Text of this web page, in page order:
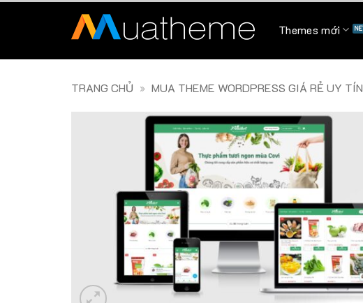
Themes mới
TRANG CHỦ » MUA THEME WORDPRESS GIÁ RẺ UY TÍN